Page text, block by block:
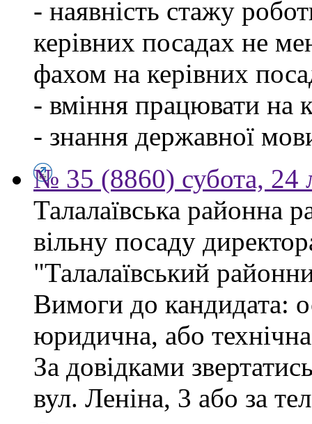
- наявність стажу
керівних посадах не
фахом на керівних
- вміння працювати на
- знання державної
№ 35 (8860) субота, 24
Талалаївська районна
вільну посаду
"Талалаївський
Вимоги до кандидата:
юридична, або
За довідками
вул. Леніна, 3 або за